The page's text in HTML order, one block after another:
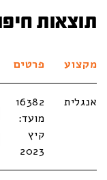
תוצאות
מקצוע פרטים
אנגלית
16382
מועד:
קיץ
2023